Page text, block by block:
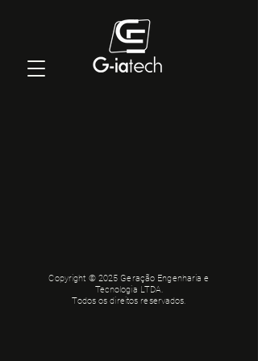
Copyright © 2025 Geração Engenharia e
Tecnologia LTDA.
Todos os direitos reservados.